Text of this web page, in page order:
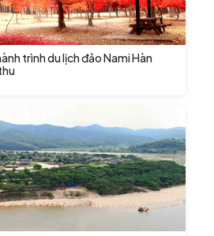
trình du lịch đảo Nami Hàn